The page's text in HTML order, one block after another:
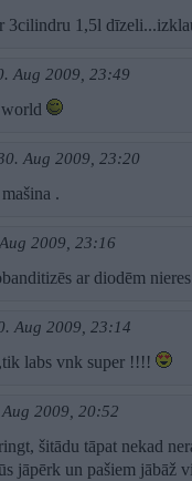
3cilindru 1,5l
Aug 2009, 23:49
Aug 2009, 23:20
.
2009, 23:16
ar diodēm
Aug 2009, 23:14
labs vnk super !!!!
2009, 20:52
šitādu tāpat nekad
jāpērk un pašiem